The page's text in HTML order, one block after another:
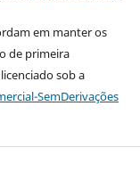
em manter os
de primeira
sob a
SemDerivações